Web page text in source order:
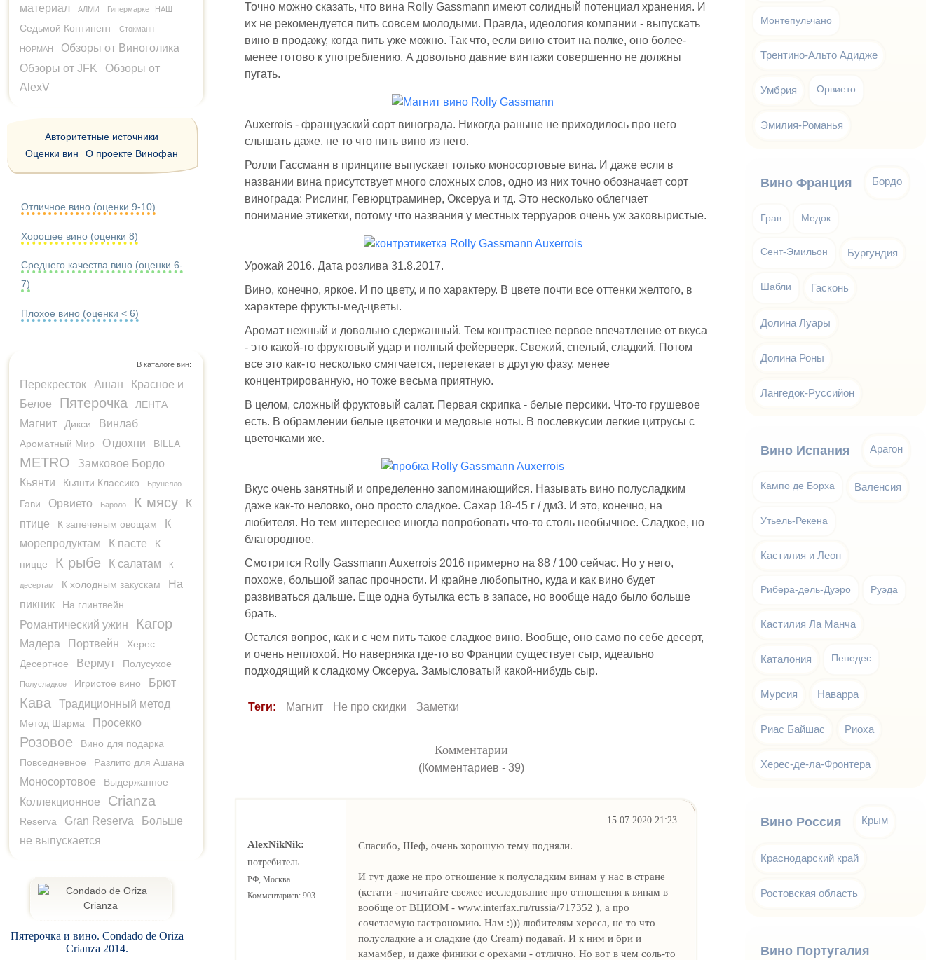
Точно можно сказать, что вина Rolly Gassmann имеют солидный потенциал хранения. И
их не рекомендуется пить совсем молодыми. Правда, идеология компании - выпускать
вино в продажу, когда пить уже можно. Так что, если вино стоит на полке, оно более-
менее готово к употреблению. А довольно давние винтажи совершенно не должны
пугать.
Auxerrois - французский сорт винограда. Никогда раньше не приходилось про него
слышать даже, не то что пить вино из него.
Ролли Гассманн в принципе выпускает только моносортовые вина. И даже если в
названии вина присутствует много сложных слов, одно из них точно обозначает сорт
винограда: Рислинг, Гевюрцтраминер, Оксеруа и тд. Это несколько облегчает
понимание этикетки, потому что названия у местных терруаров очень уж заковыристые.
Урожай 2016. Дата розлива 31.8.2017.
Вино, конечно, яркое. И по цвету, и по характеру. В цвете почти все оттенки желтого, в
характере фрукты-мед-цветы.
Аромат нежный и довольно сдержанный. Тем контрастнее первое впечатление от вкуса
- это какой-то фруктовый удар и полный фейерверк. Свежий, спелый, сладкий. Потом
все это как-то несколько смягчается, перетекает в другую фазу, менее
концентрированную, но тоже весьма приятную.
В целом, сложный фруктовый салат. Первая скрипка - белые персики. Что-то грушевое
есть. В обрамлении белые цветочки и медовые ноты. В послевкусии легкие цитрусы с
цветочками же.
Вкус очень занятный и определенно запоминающийся. Называть вино полусладким
даже как-то неловко, оно просто сладкое. Сахар 18-45 г / дм3. И это, конечно, на
любителя. Но тем интереснее иногда попробовать что-то столь необычное. Сладкое, но
благородное.
Смотрится Rolly Gassmann Auxerrois 2016 примерно на 88 / 100 сейчас. Но у него,
похоже, большой запас прочности. И крайне любопытно, куда и как вино будет
развиваться дальше. Еще одна бутылка есть в запасе, но вообще надо было больше
брать.
Остался вопрос, как и с чем пить такое сладкое вино. Вообще, оно само по себе десерт,
и очень неплохой. Но наверняка где-то во Франции существует сыр, идеально
подходящий к сладкому Оксеруа. Замысловатый какой-нибудь сыр.
Теги: Магнит Не про скидки Заметки
Комментарии
(Комментариев - 39)
AlexNikNik:
потребитель
РФ, Москва
Комментариев: 903
15.07.2020 21:23
Спасибо, Шеф, очень хорошую тему подняли.
И тут даже не про отношение к полусладким винам у нас в стране
(кстати - почитайте свежее исследование про отношения к винам в
вообще от ВЦИОМ - www.interfax.ru/russia/717352 ), а про
сочетаемую гастрономию. Нам :))) любителям хереса, не то что
полусладкие а и сладкие (до Cream) подавай. И к ним и бри и
камамбер, и даже финики с орехами - отлично. Но вот в чем соль-то
материал
АЛМИ Гипермаркет НАШ
Седьмой Континент Стокманн
НОРМАН
Обзоры от Виноголика
Обзоры от JFK
Обзоры от
AlexV
Авторитетные источники
Оценки вин
О проекте Винофан
Отличное вино (оценки 9-10)
Хорошее вино (оценки 8)
Среднего качества вино (оценки 6-
7)
Плохое вино (оценки < 6)
В каталоге вин:
Перекресток Ашан
Красное и
Белое
Пятерочка ЛЕНТА
Магнит Дикси Винлаб
Ароматный Мир Отдохни BILLA
METRO
Замковое Бордо
Кьянти
Кьянти Классико Брунелло
Гави Орвието Бароло К мясу
К
птице
К запеченым овощам
К
морепродуктам
К пасте
К
пицце
К рыбе К салатам К
десертам К холодным закускам
На
пикник
На глинтвейн
Романтический ужин Кагор
Мадера Портвейн
Херес
Десертное
Вермут Полусухое
Полусладкое Игристое вино Брют
Кава Традиционный метод
Метод Шарма Просекко
Розовое
Вино для подарка
Повседневное
Разлито для Ашана
Моносортовое Выдержанное
Коллекционное Crianza
Reserva Gran Reserva
Больше
не выпускается
Пятерочка и вино. Condado de Oriza
Crianza 2014.
Монтепульчано
Трентино-Альто Адидже
Умбрия Орвието
Эмилия-Романья
Вино Франция Бордо
Грав Медок
Сент-Эмильон Бургундия
Шабли Гасконь
Долина Луары
Долина Роны
Лангедок-Руссийон
Вино Испания Арагон
Кампо де Борха Валенсия
Утьель-Рекена
Кастилия и Леон
Рибера-дель-Дуэро Руэда
Кастилия Ла Манча
Каталония Пенедес
Мурсия Наварра
Риас Байшас Риоха
Херес-де-ла-Фронтера
Вино Россия Крым
Краснодарский край
Ростовская область
Вино Португалия